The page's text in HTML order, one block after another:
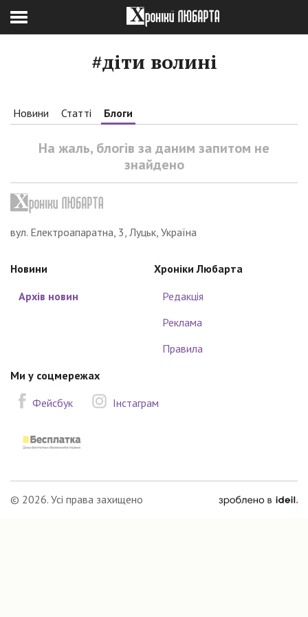
#діти волині
Новини Статті Блоги
На жаль, блогів за даним запитом не
знайдено
вул. Електроапаратна, 3, Луцьк, Україна
Новини
Архів новин
Хроніки Любарта
Редакція
Реклама
Правила
Ми у соцмережах
Фейсбук
Інстаграм
© 2026. Усі права захищено
зроблено